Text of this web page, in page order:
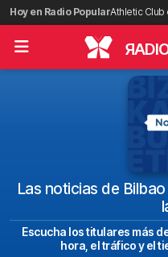
Saltar
al
contenido
Hoy en Radio PopularAthletic Club
R
Las noticias de
Escucha los titulares más
hora, el tráfico y el